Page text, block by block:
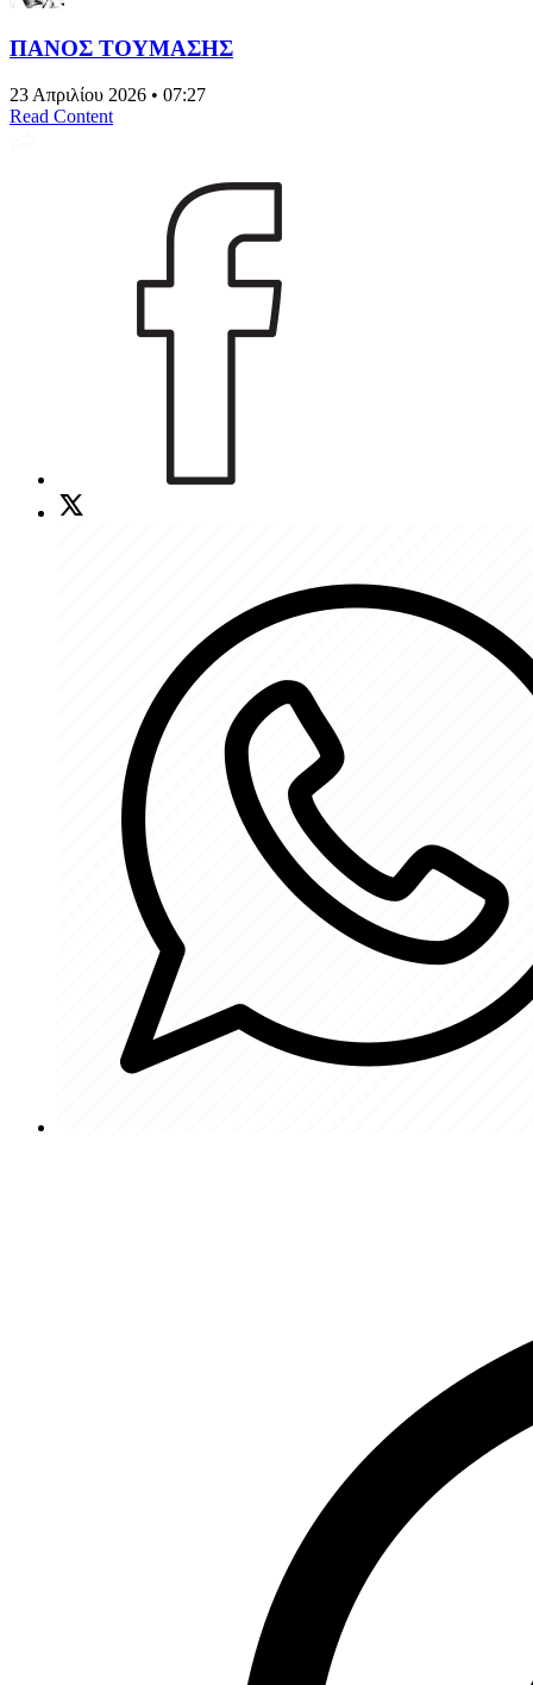
ΠΑΝΟΣ ΤΟΥΜΑΣΗΣ
23 Απριλίου 2026 • 07:27
Read Content